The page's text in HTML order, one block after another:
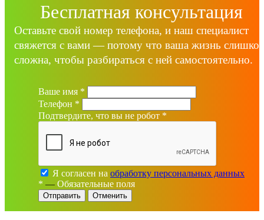
Бесплатная консультация
Оставьте свой номер телефона, и наш специалист
свяжется с вами — потому что ваша жизнь
сложна, чтобы разбираться с ней самостоятельно.
Ваше имя *
Телефон *
Подтвердите, что вы не робот *
Я согласен на обработку персональных данных
* — Обязательные поля
Отменить